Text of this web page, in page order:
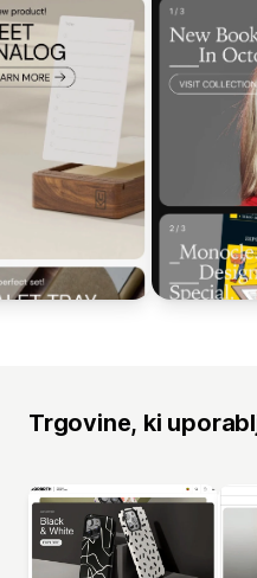
Trgovine, ki